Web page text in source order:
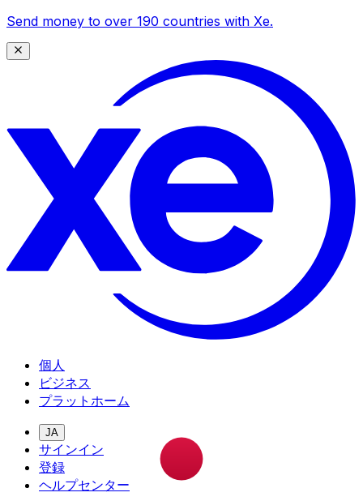
Send money to over 190 countries with Xe.
個人
ビジネス
プラットホーム
JA
サインイン
登録
ヘルプセンター